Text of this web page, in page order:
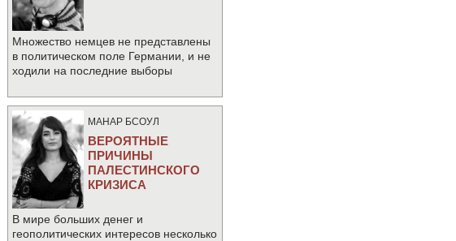
Множество немцев не представлены
в политическом поле Германии, и не
ходили на последние выборы
МАНАР БСОУЛ
ВЕРОЯТНЫЕ
ПРИЧИНЫ
ПАЛЕСТИНСКОГО
КРИЗИСА
В мире больших денег и
геополитических интересов несколько